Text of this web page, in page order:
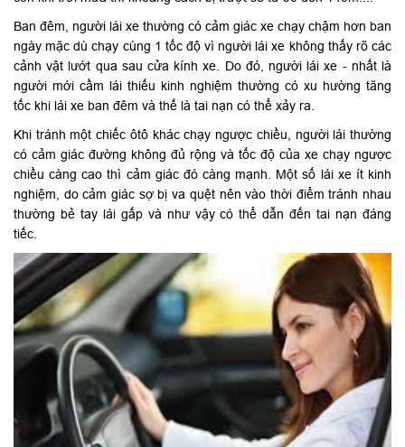
Ban đêm, người lái xe thường có cảm giác xe chạy chậm hơn ban
ngày mặc dù chạy cùng 1 tốc độ vì người lái xe không thấy rõ các
cảnh vật lướt qua sau cửa kính xe. Do đó, người lái xe - nhất là
người mới cầm lái thiếu kinh nghiệm thường có xu hường tăng
tốc khi lái xe ban đêm và thế là tai nạn có thể xảy ra.
Khi tránh một chiếc ôtô khác chạy ngược chiều, người lái thường
có cảm giác đường không đủ rộng và tốc độ của xe chạy ngược
chiều càng cao thì cảm giác đó càng mạnh. Một số lái xe ít kinh
nghiệm, do cảm giác sợ bị va quệt nên vào thời điểm tránh nhau
thường bẻ tay lái gấp và như vậy có thể dẫn đến tai nạn đáng
tiếc.